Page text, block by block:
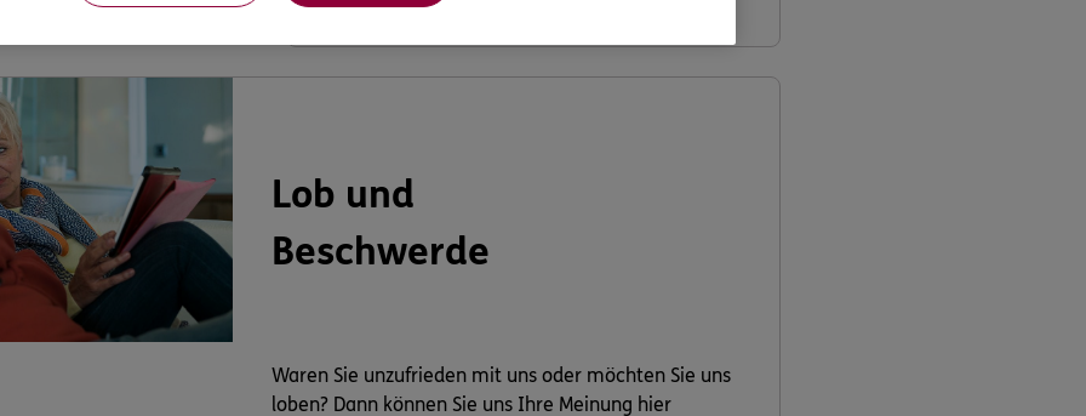
Lob und
Beschwerde
Waren Sie unzufrieden mit uns oder möchten Sie uns
loben? Dann können Sie uns Ihre Meinung hier